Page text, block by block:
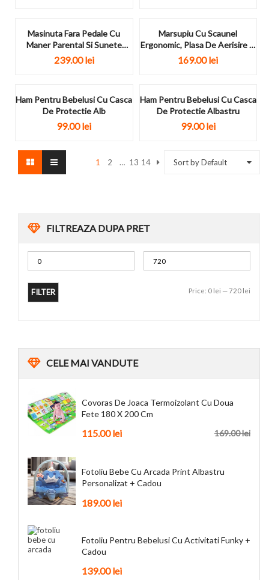
FILTREAZA DUPA PRET
FILTER Price: 0 lei —720 lei
CELEMAI VANDUTE
Covoras De Joaca Termoizolant Cu Doua
Fete 180 X 200 Cm
169.00lei
115.00lei
Fotoliu Bebe Cu Arcada Print Albastru
Personalizat + Cadou
189.00lei
Fotoliu Pentru Bebelusi Cu Activitati Funky +
Cadou
139.00lei
Masinuta Fara Pedale Cu
Maner Parental Si Sunete
Blue...
239.00lei
Marsupiu Cu Scaunel
Ergonomic, Plasa De Aerisire Si
Buzunar
169.00lei
Ham Pentru Bebelusi Cu Casca
De Protectie Alb
99.00lei
Ham Pentru Bebelusi Cu Casca
De Protectie Albastru
99.00lei
Sort by Default
1 2 … 13 14